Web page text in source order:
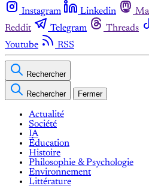
Instagram
Linkedin
Reddit
Telegram Threads
Youtube
RSS
Rechercher
Rechercher Fermer
Actualité
Société
IA
Éducation
Histoire
Philosophie & Psychologie
Environnement
Littérature